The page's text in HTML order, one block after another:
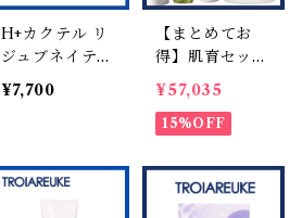
H+カクテル リ
ジュブネイティ
ング アンプル
(RED) 70ml
¥7,700
【まとめてお
得】肌育セッ
ト！
¥57,035
15%OFF